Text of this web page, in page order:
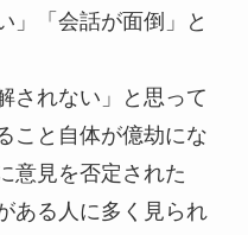
」「会話が面倒」と
されない」と思って
こと自体が億劫にな
意見を否定された
ある人に多く見られ